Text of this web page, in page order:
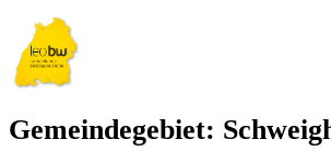
Gemeindegebiet: